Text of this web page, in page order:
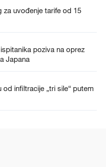
uvođenje tarife od 15
poziva na oprez
Japana
infiltracije „tri sile“ putem